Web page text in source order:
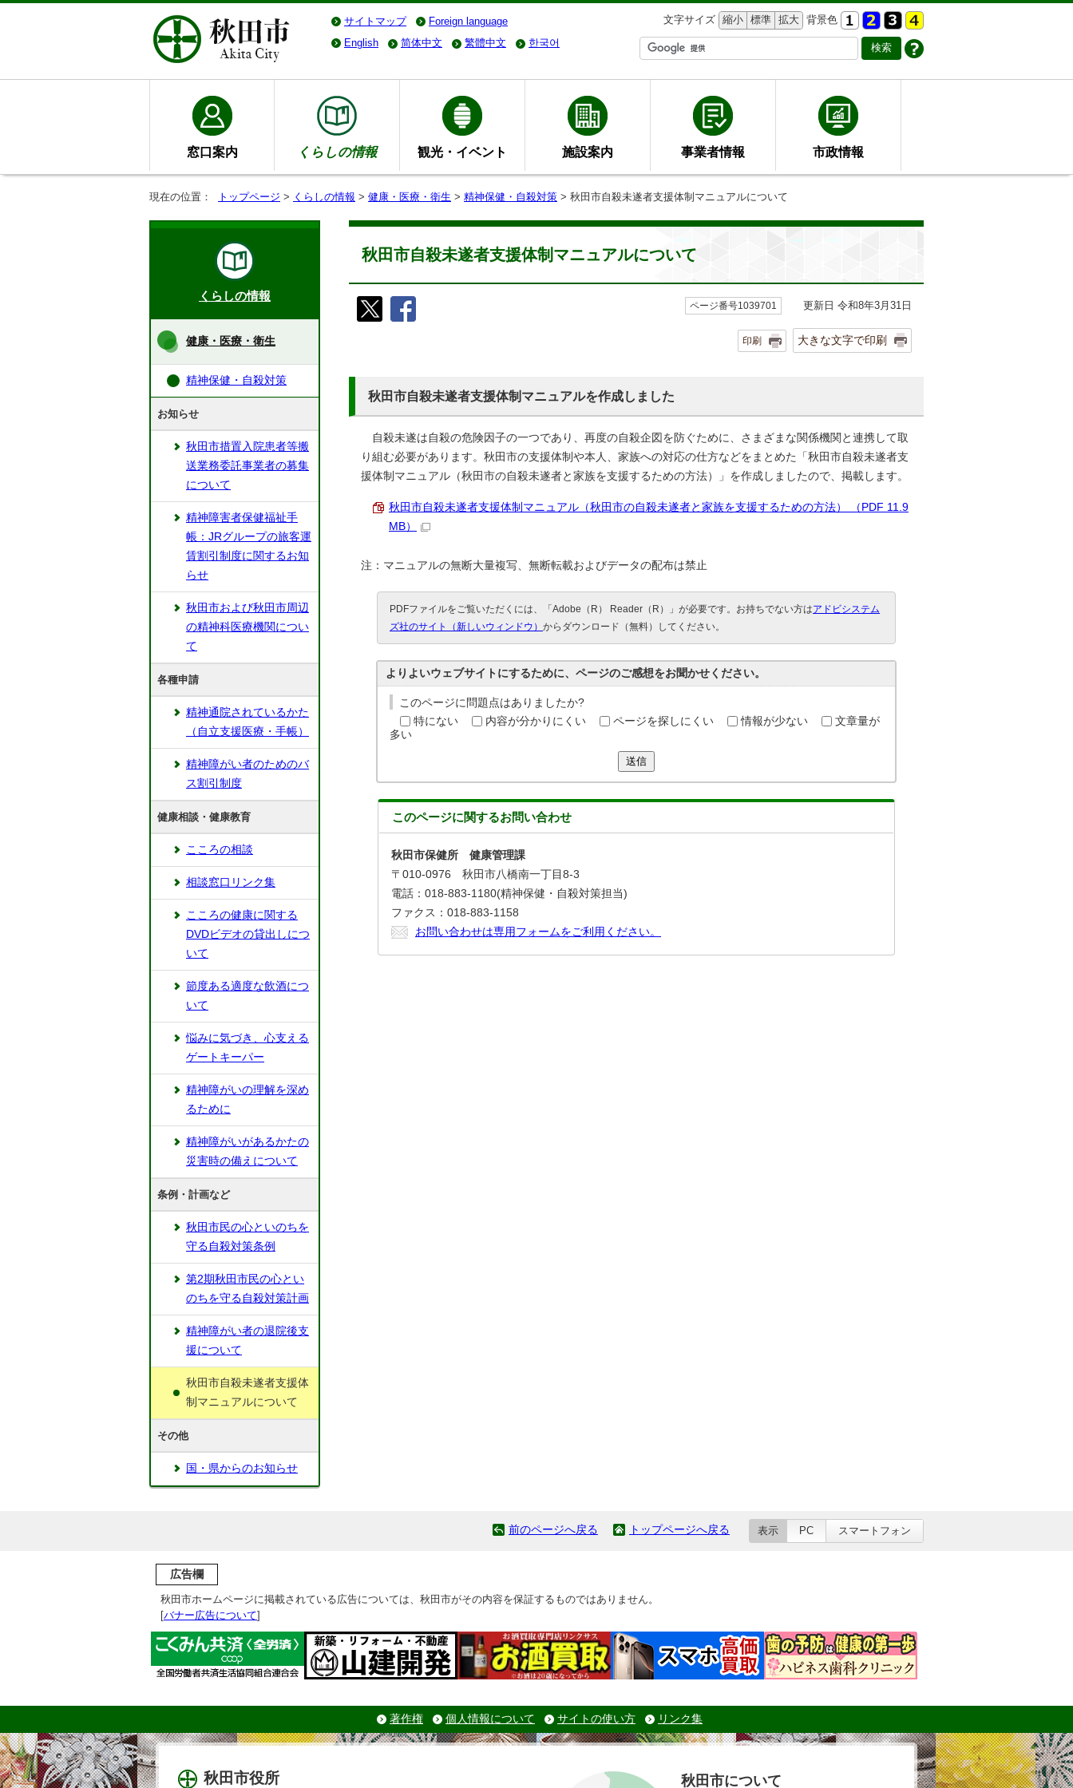
サイトマップ Foreign language 文字サイズ 縮小 標準 拡大 背景色
English
简体中文 繁體中文 한국어
窓口案内 くらしの情報 観光・イベント 施設案内 事業者情報 市政情報
現在の位置： トップページ > くらしの情報 > 健康・医療・衛生 > 精神保健・自殺対策 > 秋田市自殺未遂者支援体制マニュアルについて
秋田市自殺未遂者支援体制マニュアルについて
ページ番号1039701 更新日 令和8年3月31日
印刷 大きな文字で印刷
秋田市自殺未遂者支援体制マニュアルを作成しました
自殺未遂は自殺の危険因子の一つであり、再度の自殺企図を防ぐために、さまざまな関係機関と連携して取
り組む必要があります。秋田市の支援体制や本人、家族への対応の仕方などをまとめた「秋田市自殺未遂者支
援体制マニュアル（秋田市の自殺未遂者と家族を支援するための方法）」を作成しましたので、掲載します。
秋田市自殺未遂者支援体制マニュアル（秋田市の自殺未遂者と家族を支援するための方法） （PDF 11.9
MB）
注：マニュアルの無断大量複写、無断転載およびデータの配布は禁止
PDFファイルをご覧いただくには、「Adobe（R） Reader（R）」が必要です。お持ちでない方はアドビシステム
ズ社のサイト（新しいウィンドウ） からダウンロード（無料）してください。
よりよいウェブサイトにするために、ページのご感想をお聞かせください。
このページに問題点はありましたか?
特にない
内容が分かりにくい ページを探しにくい 情報が少ない
文章量が
多い
送信
このページに関するお問い合わせ
秋田市保健所 健康管理課
〒010-0976 秋田市八橋南一丁目8-3
電話：018-883-1180(精神保健・自殺対策担当)
ファクス：018-883-1158
お問い合わせは専用フォームをご利用ください。
くらしの情報
健康・医療・衛生
精神保健・自殺対策
お知らせ
秋田市措置入院患者等搬
送業務委託事業者の募集
について
精神障害者保健福祉手
帳：JRグループの旅客運
賃割引制度に関するお知
らせ
秋田市および秋田市周辺
の精神科医療機関につい
て
各種申請
精神通院されているかた
（自立支援医療・手帳）
精神障がい者のためのバ
ス割引制度
健康相談・健康教育
こころの相談
相談窓口リンク集
こころの健康に関する
DVDビデオの貸出しにつ
いて
節度ある適度な飲酒につ
いて
悩みに気づき、心支える
ゲートキーパー
精神障がいの理解を深め
るために
精神障がいがあるかたの
災害時の備えについて
条例・計画など
秋田市民の心といのちを
守る自殺対策条例
第2期秋田市民の心とい
のちを守る自殺対策計画
精神障がい者の退院後支
援について
秋田市自殺未遂者支援体
制マニュアルについて
その他
国・県からのお知らせ
前のページへ戻る トップページへ戻る 表示 PC スマートフォン
広告欄
秋田市ホームページに掲載されている広告については、秋田市がその内容を保証するものではありません。
[バナー広告について]
著作権 個人情報について サイトの使い方 リンク集
秋田市役所 秋田市について